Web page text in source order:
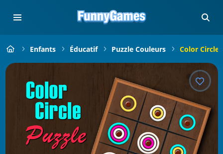
Enfants Éducatif Puzzle Couleurs Color Circle